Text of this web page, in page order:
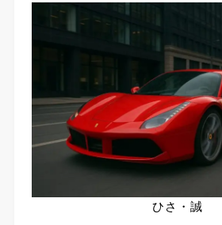
ひさ・誠